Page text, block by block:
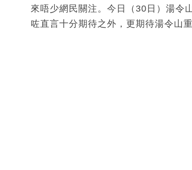
來唔少網民關注。今日（30日）湯令
咗直言十分期待之外，更期待湯令